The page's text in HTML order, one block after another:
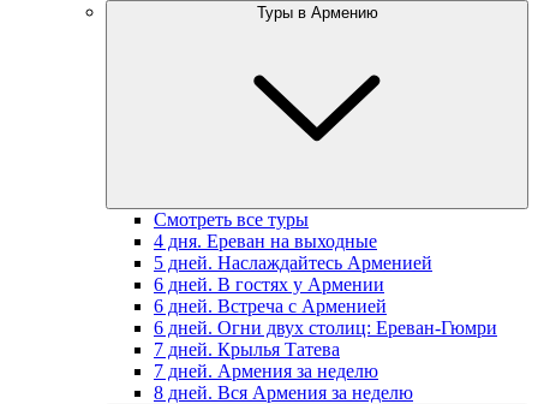
Туры в Армению
Смотреть все туры
4 дня. Ереван на выходные
5 дней. Наслаждайтесь Арменией
6 дней. В гостях у Армении
6 дней. Встреча с Арменией
6 дней. Огни двух столиц: Ереван-Гюмри
7 дней. Крылья Татева
7 дней. Армения за неделю
8 дней. Вся Армения за неделю